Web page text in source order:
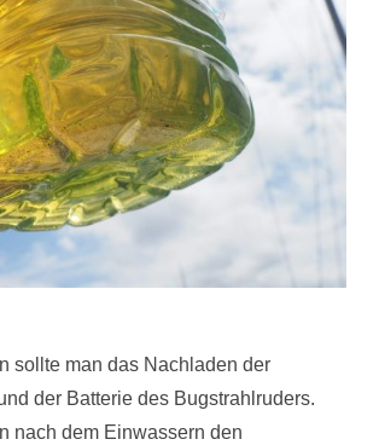
sollte man das Nachladen der
der Batterie des Bugstrahlruders.
nach dem Einwassern den